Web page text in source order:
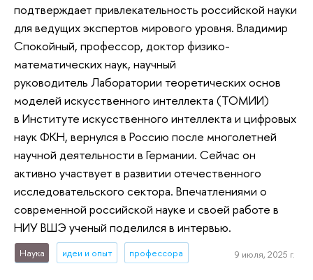
подтверждает привлекательность российской науки
для ведущих экспертов мирового уровня. Владимир
Спокойный, профессор, доктор физико-
математических наук, научный
руководитель Лаборатории теоретических основ
моделей искусственного интеллекта (ТОМИИ)
в Институте искусственного интеллекта и цифровых
наук ФКН, вернулся в Россию после многолетней
научной деятельности в Германии. Сейчас он
активно участвует в развитии отечественного
исследовательского сектора. Впечатлениями о
современной российской науке и своей работе в
НИУ ВШЭ ученый поделился в интервью.
Наука идеи и опыт профессора 9 июля, 2025 г.